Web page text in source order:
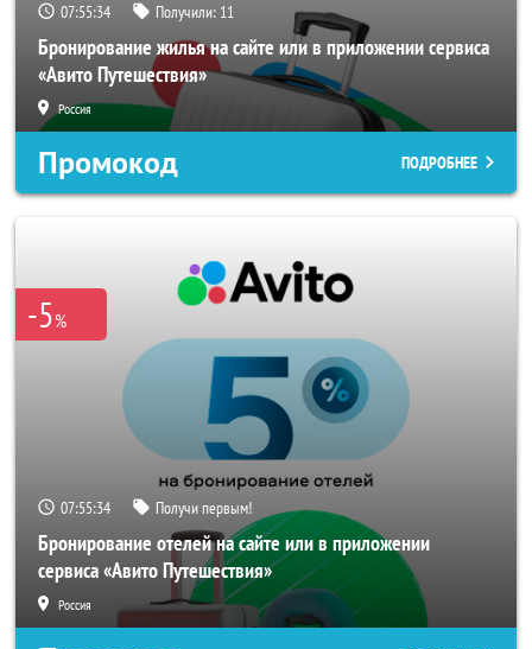
07:55:32 Получили: 11
Бронирование жилья на сайте или в приложении сервиса
«Авито Путешествия»
Россия
Промокод ПОДРОБНЕЕ
-5%
07:55:32 Получи первым!
Бронирование отелей на сайте или в приложении
сервиса «Авито Путешествия»
Россия